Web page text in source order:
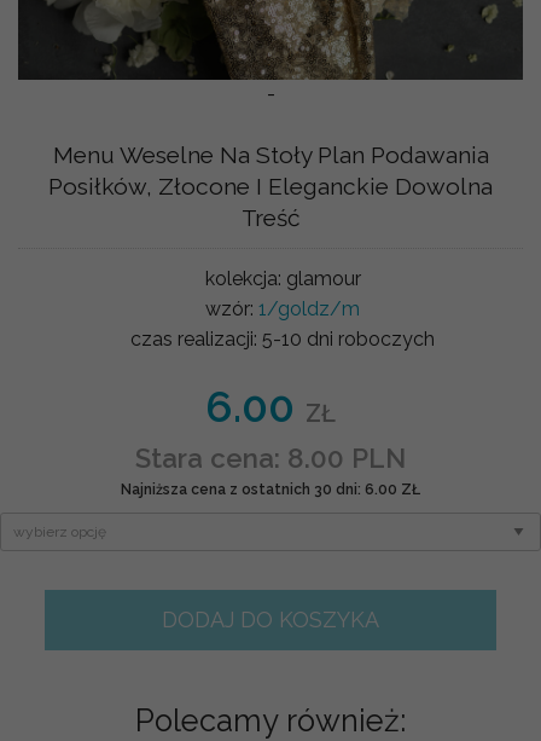
-
Menu Weselne Na Stoły Plan Podawania
Posiłków, Złocone I Eleganckie Dowolna
Treść
kolekcja: glamour
wzór: 1/goldz/m
czas realizacji: 5-10 dni roboczych
6.00 ZŁ
Stara cena: 8.00 PLN
Najniższa cena z ostatnich 30 dni: 6.00 ZŁ
DODAJ DO KOSZYKA
Polecamy również: